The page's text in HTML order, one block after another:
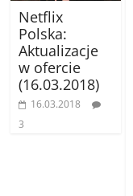
Netflix
Polska:
Aktualizacje
w ofercie
(16.03.2018)
16.03.2018
3